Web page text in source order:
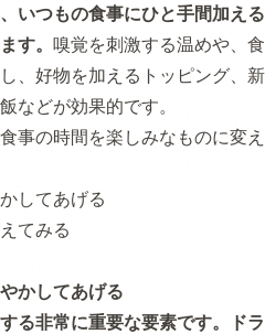
いつもの食事にひと手間加える
す。 嗅覚を刺激する温めや、食
、好物を加えるトッピング、新
などが効果的です。
事の時間を楽しみなものに変え
してあげる
てみる
かしてあげる
る非常に重要な要素です。ドラ